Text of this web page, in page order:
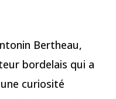
Bertheau,
bordelais qui a
curiosité